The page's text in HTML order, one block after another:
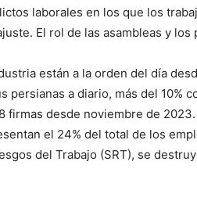
laborales en los que los
El rol de las asambleas y los
están a la orden del día
persianas a diario, más del 10%
firmas desde noviembre de
el 24% del total de los
del Trabajo (SRT), se